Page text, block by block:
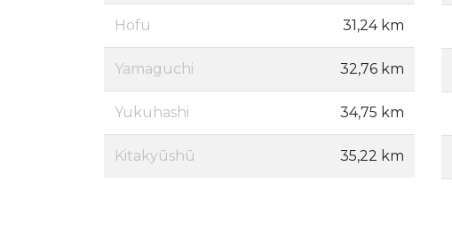
Hofu 31,24 km
Yamaguchi 32,76 km
Yukuhashi 34,75 km
Kitakyūshū 35,22 km